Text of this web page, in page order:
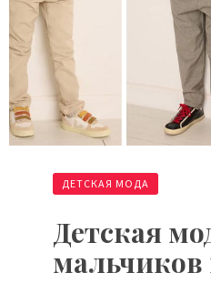
ДЕТСКАЯ МОДА
Детская
мальчиков